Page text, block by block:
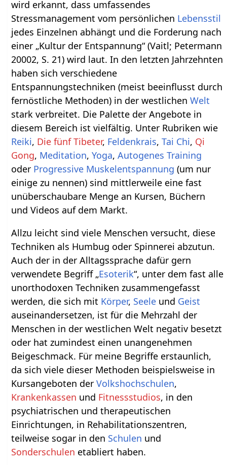
wird erkannt, dass umfassendes
Stressmanagement vom persönlichen Lebensstil
jedes Einzelnen abhängt und die Forderung nach
einer „Kultur der Entspannung“ (Vaitl; Petermann
20002, S. 21) wird laut. In den letzten Jahrzehnten
haben sich verschiedene
Entspannungstechniken (meist beeinflusst durch
fernöstliche Methoden) in der westlichenWelt
stark verbreitet. Die Palette der Angebote in
diesem Bereich ist vielfältig. Unter Rubriken wie
Reiki, Die fünf Tibeter, Feldenkrais,Tai Chi, Qi
Gong, Meditation,Yoga,Autogenes Training
oder Progressive Muskelentspannung (um nur
einige zu nennen) sind mittlerweile eine fast
unüberschaubare Menge an Kursen, Büchern
und Videos auf dem Markt.
Allzu leicht sind viele Menschen versucht, diese
Techniken als Humbug oder Spinnerei abzutun.
Auch der in der Alltagssprache dafür gern
verwendete Begriff „Esoterik“, unter dem fast alle
unorthodoxen Techniken zusammengefasst
werden, die sich mit Körper, Seele und Geist
auseinandersetzen, ist für die Mehrzahl der
Menschen in der westlichen Welt negativ besetzt
oder hat zumindest einen unangenehmen
Beigeschmack. Für meine Begriffe erstaunlich,
da sich viele dieser Methoden beispielsweise in
Kursangeboten derVolkshochschulen,
Krankenkassen und Fitnessstudios, in den
psychiatrischen und therapeutischen
Einrichtungen, in Rehabilitationszentren,
teilweise sogar in den Schulen und
Sonderschulen etabliert haben.